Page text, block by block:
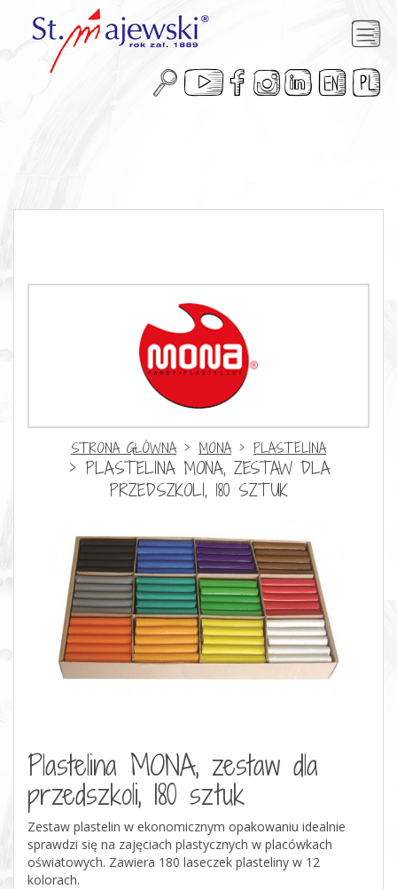
   
STRONA GŁÓWNA MONA PLASTELINA
PLASTELINA MONA, ZESTAW DLA
PRZEDSZKOLI, 180 SZTUK
Plastelina MONA, zestaw dla
przedszkoli, 180 sztuk
Zestaw plastelin w ekonomicznym opakowaniu idealnie
sprawdzi się na zajęciach plastycznych w placówkach
oświatowych. Zawiera 180 laseczek plasteliny w 12
kolorach.